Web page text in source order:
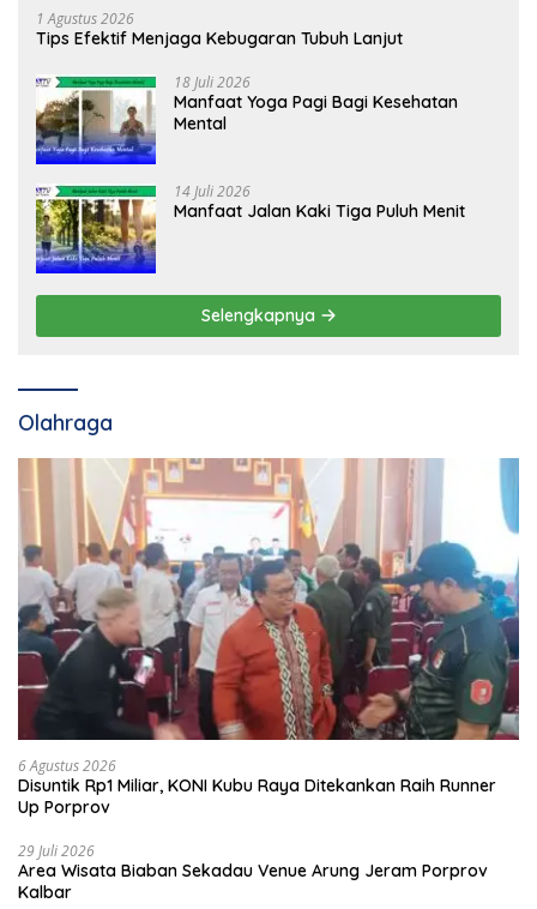
1 Agustus 2026
Tips Efektif Menjaga Kebugaran Tubuh Lanjut
18 Juli 2026
Manfaat Yoga Pagi Bagi Kesehatan
Mental
14 Juli 2026
Manfaat Jalan Kaki Tiga Puluh Menit
Selengkapnya
Olahraga
6 Agustus 2026
Disuntik Rp1 Miliar, KONI Kubu Raya Ditekankan Raih Runner
Up Porprov
29 Juli 2026
Area Wisata Biaban Sekadau Venue Arung Jeram Porprov
Kalbar